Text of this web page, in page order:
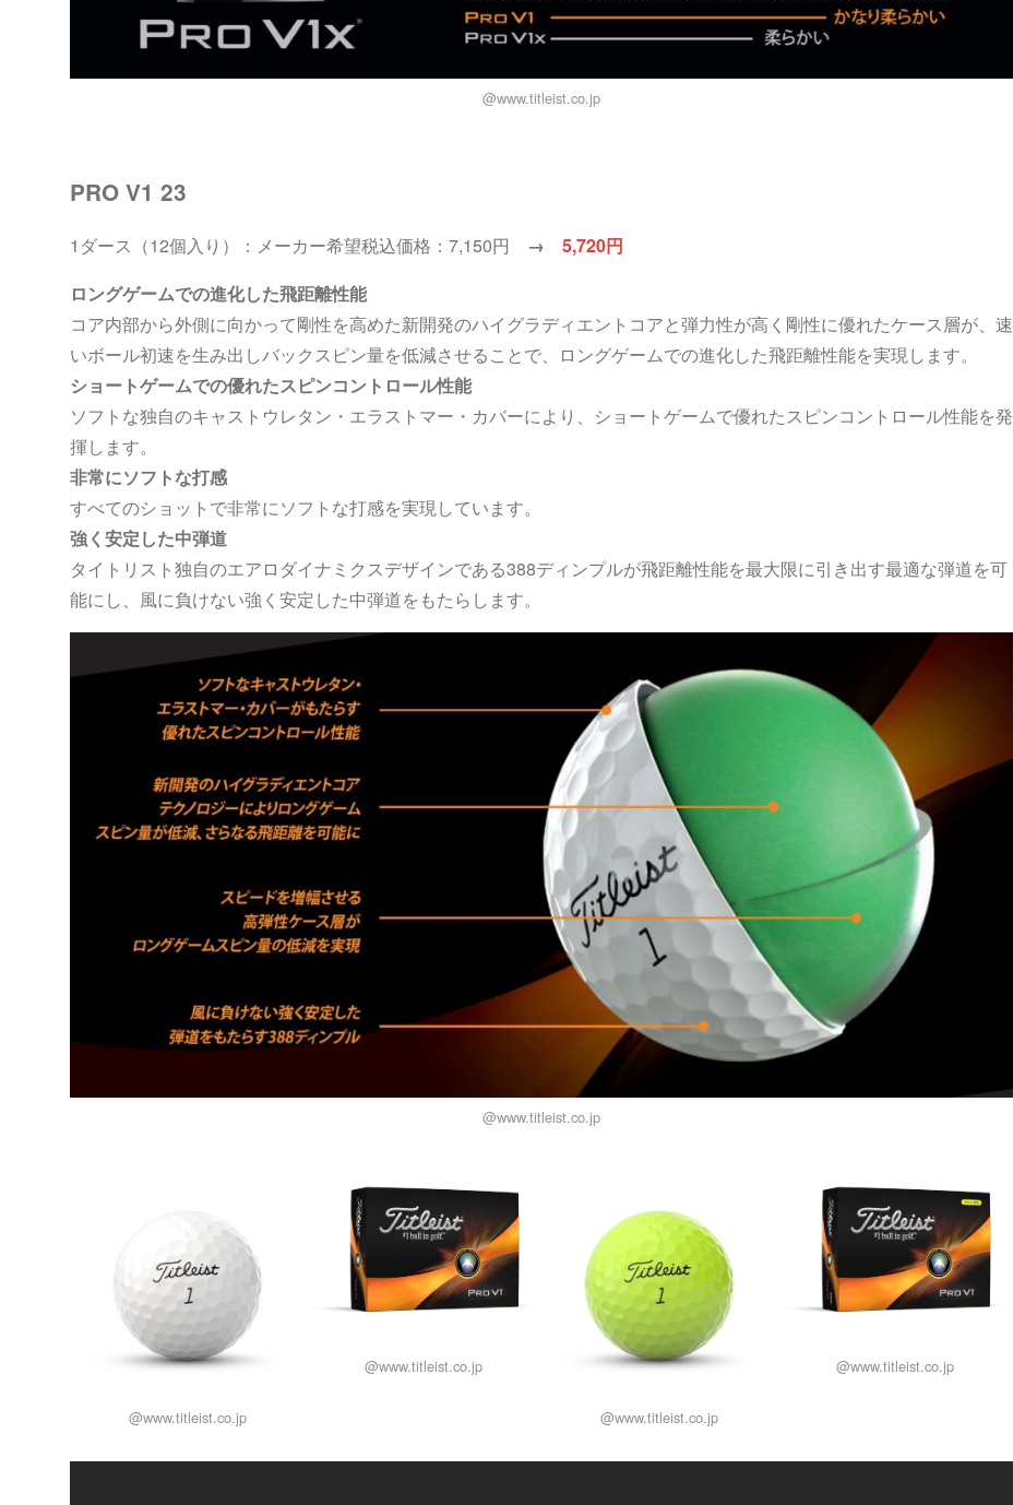
@www.titleist.co.jp
PRO V1 23
1ダース（12個入り）：メーカー希望税込価格：7,150円 → 5,720円
ロングゲームでの進化した飛距離性能
コア内部から外側に向かって剛性を高めた新開発のハイグラディエントコアと弾力性が高く剛性に優れたケース層が、速
いボール初速を生み出しバックスピン量を低減させることで、ロングゲームでの進化した飛距離性能を実現します。
ショートゲームでの優れたスピンコントロール性能
ソフトな独自のキャストウレタン・エラストマー・カバーにより、ショートゲームで優れたスピンコントロール性能を発
揮します。
非常にソフトな打感
すべてのショットで非常にソフトな打感を実現しています。
強く安定した中弾道
タイトリスト独自のエアロダイナミクスデザインである388ディンプルが飛距離性能を最大限に引き出す最適な弾道を可
能にし、風に負けない強く安定した中弾道をもたらします。
@www.titleist.co.jp
@www.titleist.co.jp
@www.titleist.co.jp
@www.titleist.co.jp
@www.titleist.co.jp